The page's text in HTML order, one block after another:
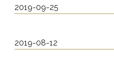
2019-09-25
2019-08-12